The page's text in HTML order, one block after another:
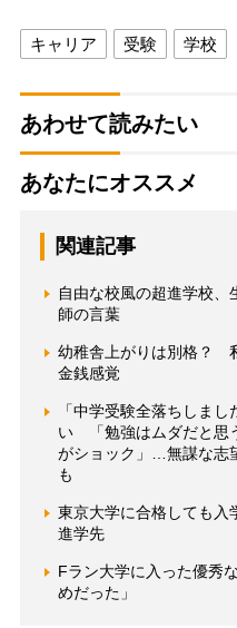
キャリア 受験 学校
あわせて読みたい
あなたにオススメ
関連記事
自由な校風の超進学校、
師の言葉
幼稚舎上がりは別格？
金銭感覚
「中学受験全落ちしま
い 「勉強はムダだと思
がショック」…無謀な志
も
東京大学に合格しても入
進学先
Fラン大学に入った優秀
めだった」